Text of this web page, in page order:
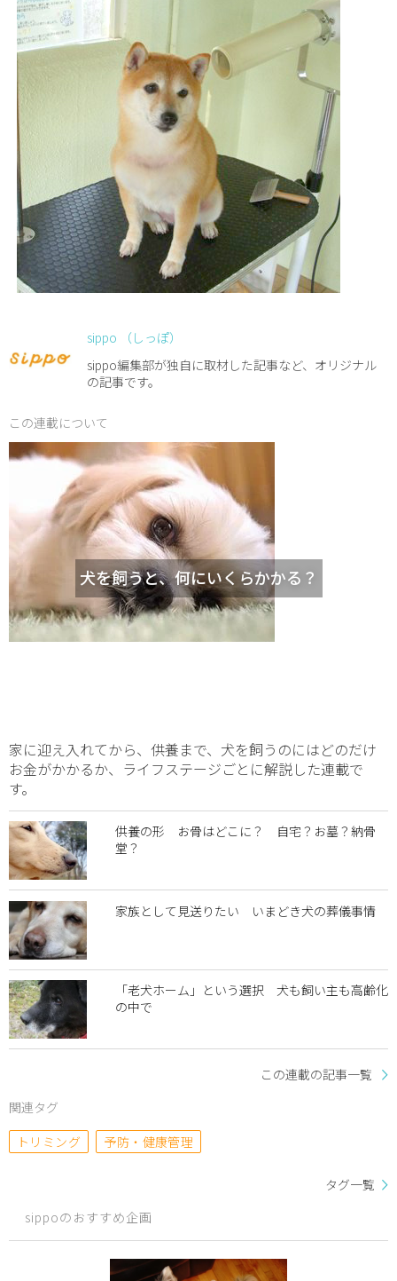
sippo （しっぽ）
sippo編集部が独自に取材した記事など、オリジナル
の記事です。
この連載について
犬を飼うと、何にいくらかかる？
家に迎え入れてから、供養まで、犬を飼うのにはどのだけ
お金がかかるか、ライフステージごとに解説した連載で
す。
供養の形 お骨はどこに？ 自宅？お墓？納骨
堂？
家族として見送りたい いまどき犬の葬儀事情
「老犬ホーム」という選択 犬も飼い主も高齢化
の中で
この連載の記事一覧
関連タグ
トリミング
予防・健康管理
タグ一覧
sippoのおすすめ企画